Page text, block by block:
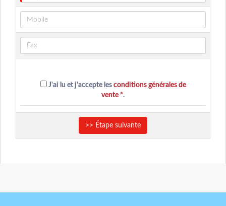
J'ai lu et j'accepte les conditions générales de
vente *.
>> Étape suivante